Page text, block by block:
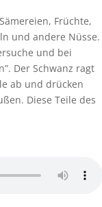
Früchte,
und andere Nüsse.
und bei
Der Schwanz ragt
ab und drücken
Diese Teile des